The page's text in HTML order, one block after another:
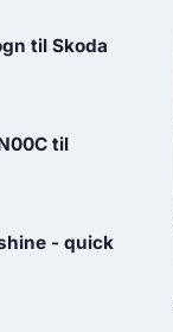
til Skoda
til
- quick